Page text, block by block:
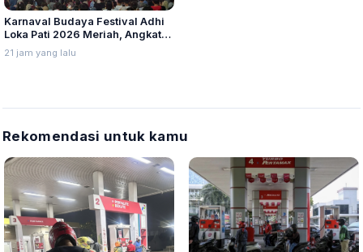
Karnaval Budaya Festival Adhi
Loka Pati 2026 Meriah, Angkat
Keberagaman Budaya Daerah
21 jam yang lalu
Rekomendasi untuk kamu